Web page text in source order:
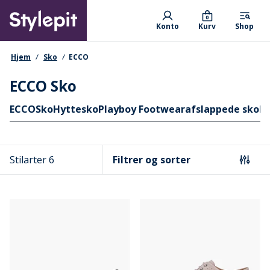
main
content
Primary departments
Konto Kurv
0
Shop
navigationssti
Hjem Sko ECCO
ECCO Sko
Hurtige links
ECCOSkoHytteskoPlayboy Footwearafslappede sko
Stilarter 6 Filtrer og sorter